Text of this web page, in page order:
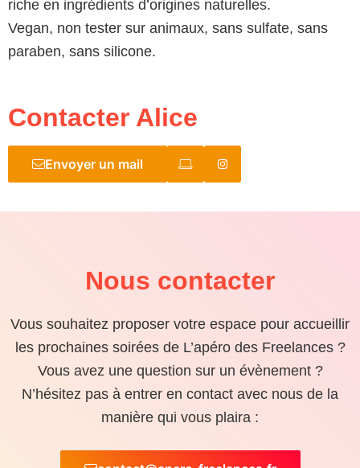
riche en ingrédients d’origines naturelles.
Vegan, non tester sur animaux, sans sulfate, sans
paraben, sans silicone.
Contacter Alice
Envoyer un mail
Nous contacter
Vous souhaitez proposer votre espace pour accueillir
les prochaines soirées de L’apéro des Freelances ?
Vous avez une question sur un évènement ?
N’hésitez pas à entrer en contact avec nous de la
manière qui vous plaira :